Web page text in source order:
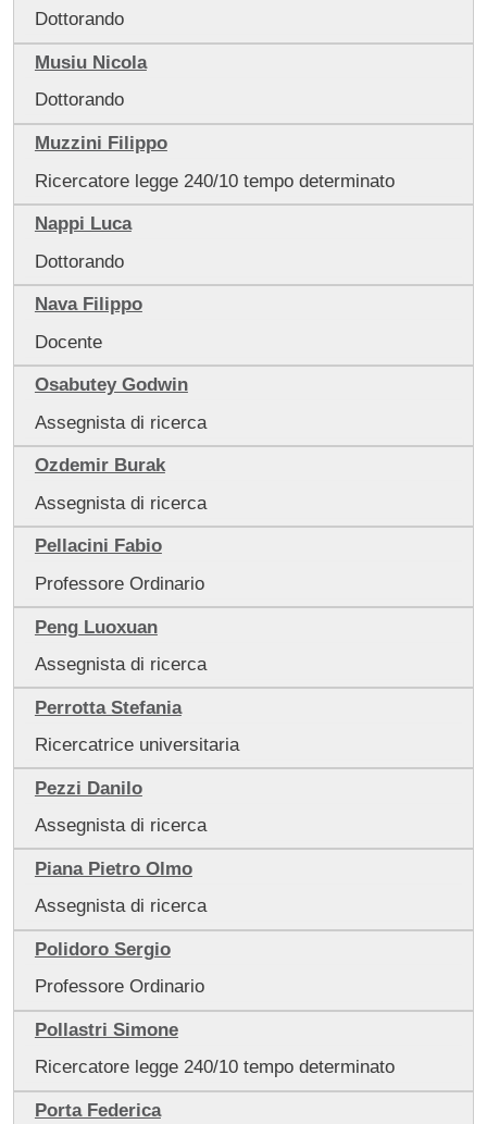
Dottorando
Musiu Nicola
Dottorando
Muzzini Filippo
Ricercatore legge 240/10 tempo determinato
Nappi Luca
Dottorando
Nava Filippo
Docente
Osabutey Godwin
Assegnista di ricerca
Ozdemir Burak
Assegnista di ricerca
Pellacini Fabio
Professore Ordinario
Peng Luoxuan
Assegnista di ricerca
Perrotta Stefania
Ricercatrice universitaria
Pezzi Danilo
Assegnista di ricerca
Piana Pietro Olmo
Assegnista di ricerca
Polidoro Sergio
Professore Ordinario
Pollastri Simone
Ricercatore legge 240/10 tempo determinato
Porta Federica